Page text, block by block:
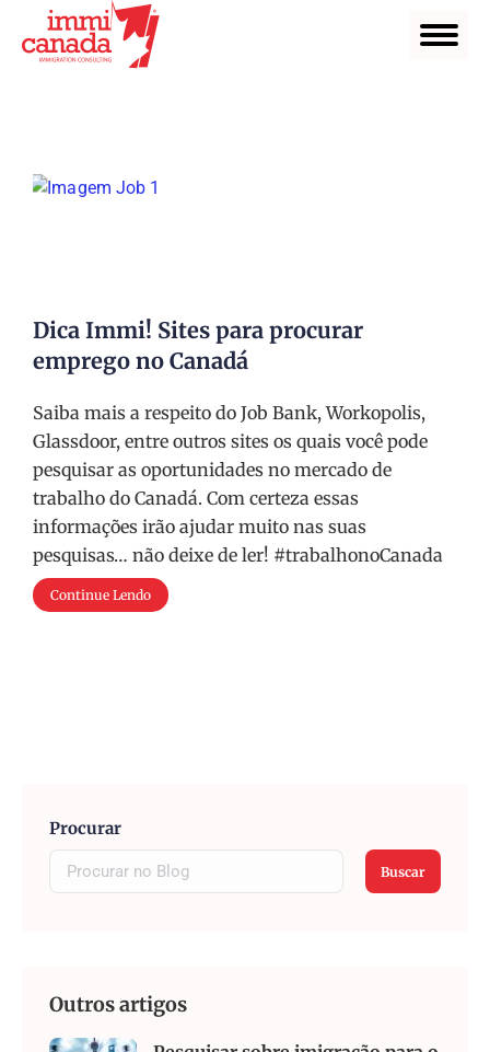
Dica Immi! Sites para procurar
emprego no Canadá
Saiba mais a respeito do Job Bank, Workopolis,
Glassdoor, entre outros sites os quais você pode
pesquisar as oportunidades no mercado de
trabalho do Canadá. Com certeza essas
informações irão ajudar muito nas suas
pesquisas… não deixe de ler! #trabalhonoCanada
Continue Lendo
Procurar
Buscar
Outros artigos